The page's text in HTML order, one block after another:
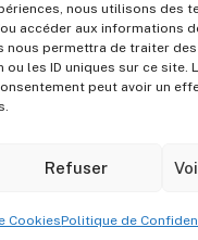
nous utilisons des
accéder aux informations
nous permettra de traiter
les ID uniques sur ce site.
peut avoir un
Refuser
CookiesPolitique de
Contact
pes@pes-
8 Rue du